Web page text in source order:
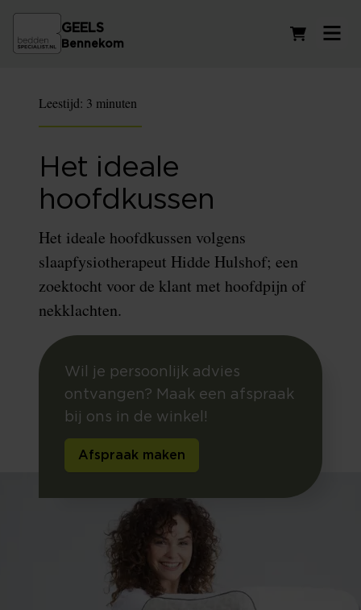
GEELS
Bennekom
Leestijd: 3 minuten
Het ideale
hoofdkussen
Het ideale hoofdkussen volgens
slaapfysiotherapeut Hidde Hulshof; een
zoektocht voor de klant met hoofdpijn of
nekklachten.
Wil je persoonlijk advies
ontvangen? Maak een afspraak
bij ons in de winkel!
Afspraak maken